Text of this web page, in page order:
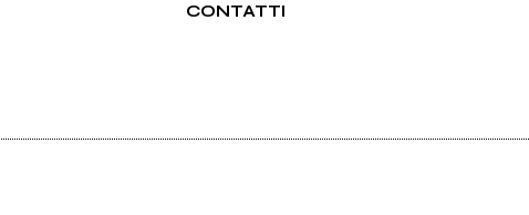
CONTATTI